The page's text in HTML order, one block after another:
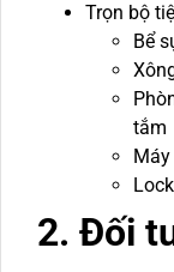
Trọn bộ
Bể
tắm
2. Đối